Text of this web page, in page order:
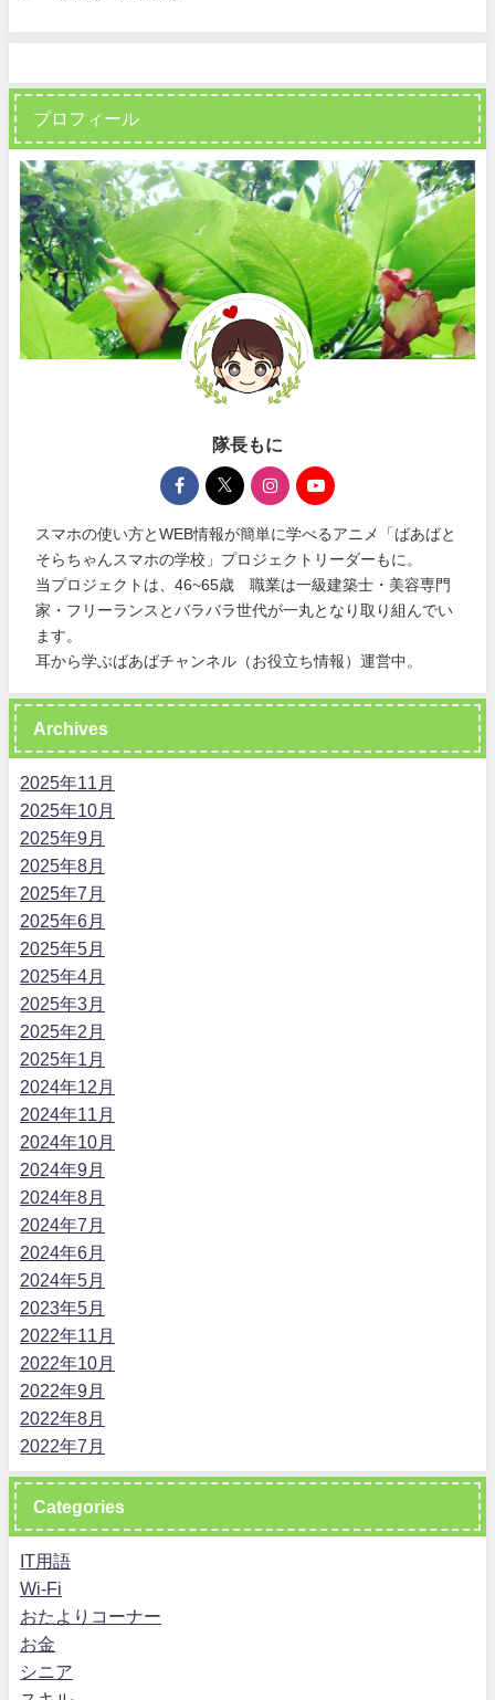
プロフィール
隊長もに
スマホの使い方とWEB情報が簡単に学べるアニメ「ばあばと
そらちゃんスマホの学校」プロジェクトリーダーもに。
当プロジェクトは、46~65歳 職業は一級建築士・美容専門
家・フリーランスとバラバラ世代が一丸となり取り組んでい
ます。
耳から学ぶばあばチャンネル（お役立ち情報）運営中。
Archives
2025年11月
2025年10月
2025年9月
2025年8月
2025年7月
2025年6月
2025年5月
2025年4月
2025年3月
2025年2月
2025年1月
2024年12月
2024年11月
2024年10月
2024年9月
2024年8月
2024年7月
2024年6月
2024年5月
2023年5月
2022年11月
2022年10月
2022年9月
2022年8月
2022年7月
Categories
IT用語
Wi-Fi
おたよりコーナー
お金
シニア